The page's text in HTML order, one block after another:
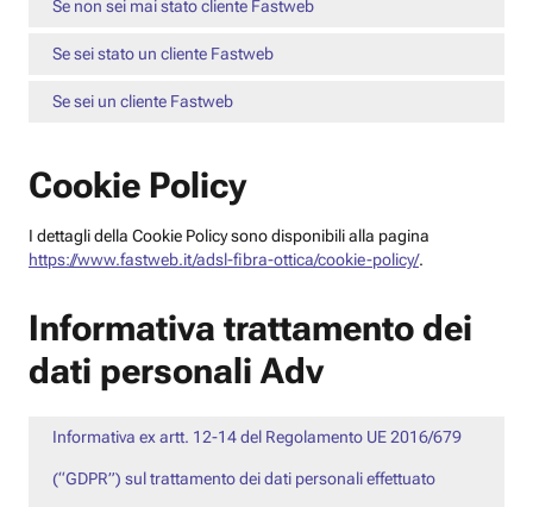
Se non sei mai stato cliente Fastweb
Se sei stato un cliente Fastweb
Se sei un cliente Fastweb
Cookie Policy
I dettagli della Cookie Policy sono disponibili alla pagina
https://www.fastweb.it/adsl-fibra-ottica/cookie-policy/.
Informativa trattamento dei
dati personali Adv
Informativa ex artt. 12-14 del Regolamento UE 2016/679
(“GDPR”) sul trattamento dei dati personali effettuato